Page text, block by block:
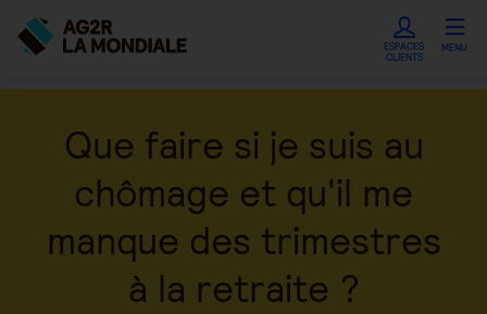
ESPACES
CLIENTS
MENU
Que faire si je suis au
chômage et qu'il me
manque des trimestres
à la retraite ?